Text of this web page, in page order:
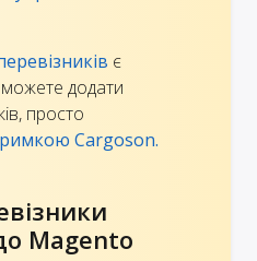
є
додати
просто
Cargoson.
Magento